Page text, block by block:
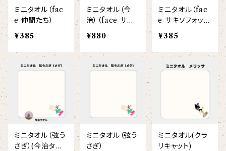
【crest_turquoise】
【pink_flower】
チーター
オコジョ
ホワイトライオン
ミニタオル（fac
e 仲間たち）
¥385
ミニタオル（今
治）（face サキ
ソフォックス）
¥880
ミニタオル（fac
e サキソフォック
ス）
¥385
ミニタオル（弦う
さぎ）(今治タオ
ミニタオル（弦う
さぎ）
ミニタオル(クラ
リキャット)